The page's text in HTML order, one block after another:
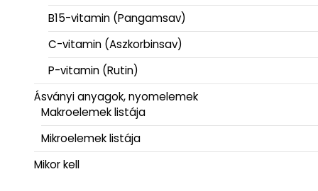
B15-vitamin (Pangamsav)
C-vitamin (Aszkorbinsav)
P-vitamin (Rutin)
Ásványi anyagok, nyomelemek
Makroelemek listája
Mikroelemek listája
Mikor kell